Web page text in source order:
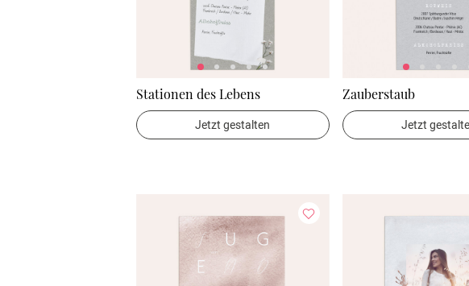
Stationen des Lebens
Jetzt gestalten
Zauberstaub
Jetzt